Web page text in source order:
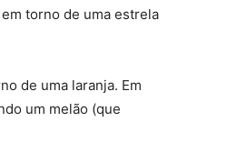
torno de uma estrela
de uma laranja. Em
um melão (que